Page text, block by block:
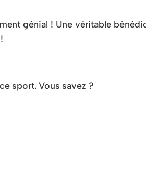
génial ! Une véritable
sport. Vous savez ?